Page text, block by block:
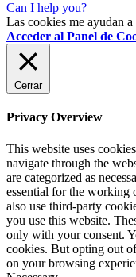
Can I help you?
Las cookies me ayudan
Acceder al Panel de
Cerrar
Privacy Overview
This website uses
navigate through the
are categorized as
essential for the working
also use third-party
you use this website.
only with your consent.
cookies. But opting out
on your browsing